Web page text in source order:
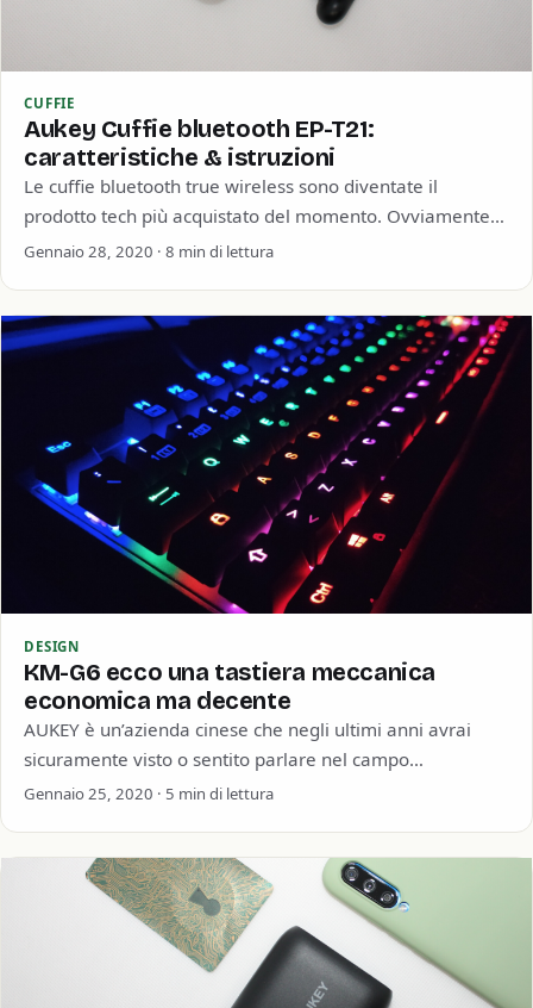
CUFFIE
Aukey Cuffie bluetooth EP-T21:
caratteristiche & istruzioni
Le cuffie bluetooth true wireless sono diventate il
prodotto tech più acquistato del momento. Ovviamente
Aukey sta al passo con i tempi,…
Gennaio 28, 2020 · 8 min di lettura
DESIGN
KM-G6 ecco una tastiera meccanica
economica ma decente
AUKEY è un’azienda cinese che negli ultimi anni avrai
sicuramente visto o sentito parlare nel campo
dell’elettronica / informatica. La società è…
Gennaio 25, 2020 · 5 min di lettura